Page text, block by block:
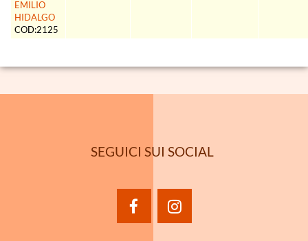
EMILIO
HIDALGO
COD:2125
SEGUICI SUI SOCIAL
facebookinstagram